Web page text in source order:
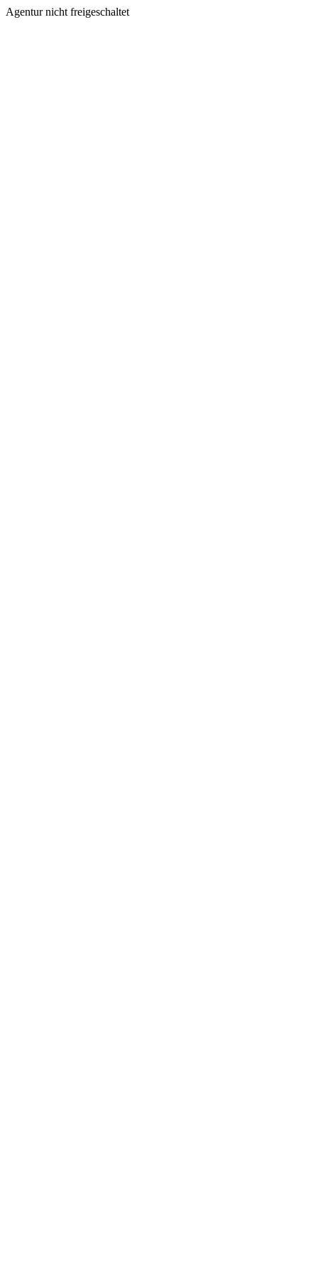
Agentur nicht freigeschaltet